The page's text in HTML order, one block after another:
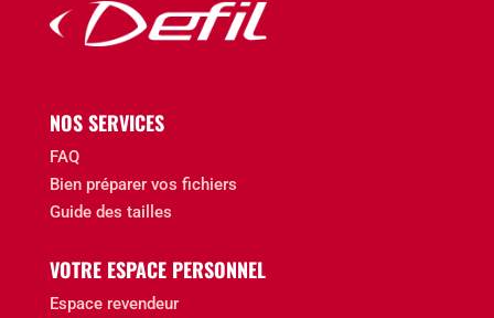
NOS SERVICES
FAQ
Bien préparer vos fichiers
Guide des tailles
VOTRE ESPACE PERSONNEL
Espace revendeur